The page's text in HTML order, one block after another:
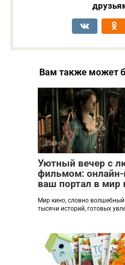
Вам также может
Разное
Уютный вечер с
фильмом: онлайн-
ваш портал в мир
Мир кино, словно волшебный
тысячи историй, готовых